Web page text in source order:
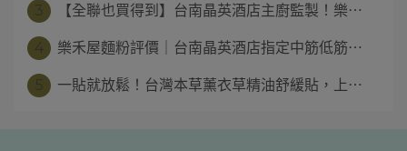
【全聯也買得到】台南晶英酒店主廚監製！樂⋯
樂禾屋麵粉評價｜台南晶英酒店指定中筋低筋⋯
一貼就放鬆！台灣本草薰衣草精油舒緩貼，上⋯